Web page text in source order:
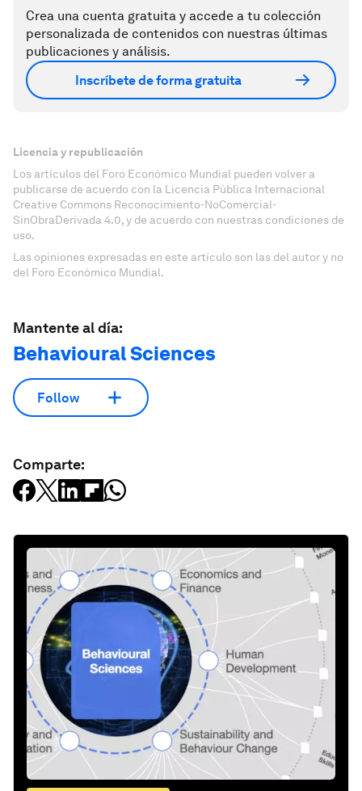
Crea una cuenta gratuita y accede a tu colección
personalizada de contenidos con nuestras últimas
publicaciones y análisis.
Inscríbete de forma gratuita
Licencia y republicación
Los artículos del Foro Económico Mundial pueden volver a
publicarse de acuerdo con la Licencia Pública Internacional
Creative Commons Reconocimiento-NoComercial-
SinObraDerivada 4.0, y de acuerdo con nuestras condiciones de
uso.
Las opiniones expresadas en este artículo son las del autor y no
del Foro Económico Mundial.
Mantente al día:
Behavioural Sciences
Follow
Comparte: